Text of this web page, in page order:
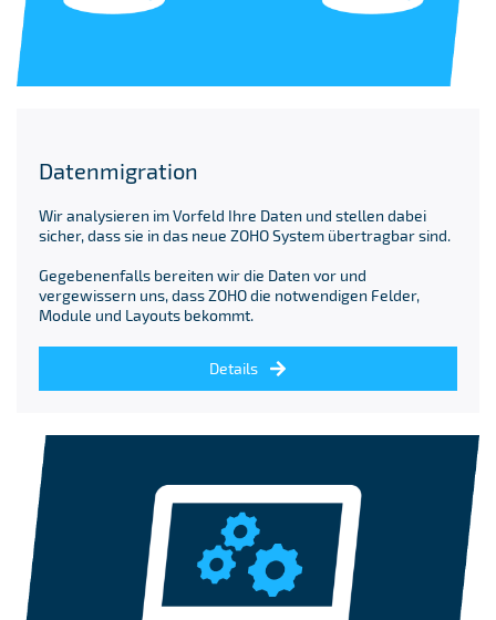
Datenmigration
Wir analysieren im Vorfeld Ihre Daten und stellen dabei
sicher, dass sie in das neue ZOHO System übertragbar sind.
Gegebenenfalls bereiten wir die Daten vor und
vergewissern uns, dass ZOHO die notwendigen Felder,
Module und Layouts bekommt.
Details